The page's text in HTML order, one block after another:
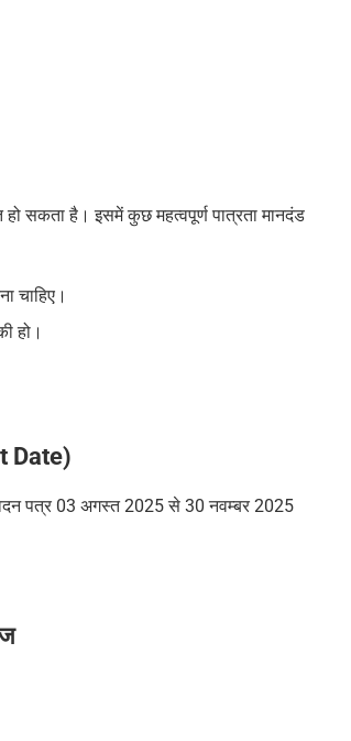
हो सकता है। इसमें कुछ महत्वपूर्ण पात्रता मानदंड
चाहिए।
हो ।
Date)
पत्र 03 अगस्त 2025 से 30 नवम्बर 2025